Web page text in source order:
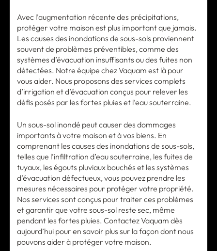
Avec l’augmentation récente des précipitations,
protéger votre maison est plus important que jamais.
Les causes des inondations de sous-sols proviennent
souvent de problèmes préventibles, comme des
systèmes d’évacuation insuffisants ou des fuites non
détectées. Notre équipe chez Vaquam est là pour
vous aider. Nous proposons des services complets
d’irrigation et d’évacuation conçus pour relever les
défis posés par les fortes pluies et l’eau souterraine.
Un sous-sol inondé peut causer des dommages
importants à votre maison et à vos biens. En
comprenant les causes des inondations de sous-sols,
telles que l’infiltration d’eau souterraine, les fuites de
tuyaux, les égouts pluviaux bouchés et les systèmes
d’évacuation défectueux, vous pouvez prendre les
mesures nécessaires pour protéger votre propriété.
Nos services sont conçus pour traiter ces problèmes
et garantir que votre sous-sol reste sec, même
pendant les fortes pluies. Contactez Vaquam dès
aujourd’hui pour en savoir plus sur la façon dont nous
pouvons aider à protéger votre maison.